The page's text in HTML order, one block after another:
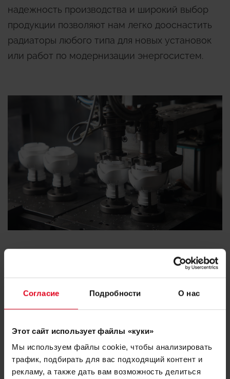
Согласие Подробности О нас
Этот сайт использует файлы «куки»
Мы используем файлы cookie, чтобы анализировать
трафик, подбирать для вас подходящий контент и
рекламу, а также дать вам возможность делиться
надежность производства и широкий выбор
продукции позволяют нам легко дооснастить
радиаторы любого типа для новых установок
или работ по модернизации энергосистем.
Узнайте больше